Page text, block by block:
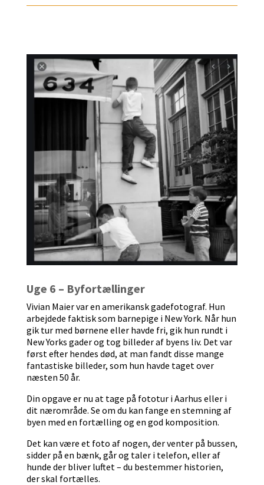
Uge 6 – Byfortællinger
Vivian Maier var en amerikansk gadefotograf. Hun
arbejdede faktisk som barnepige i New York. Når hun
gik tur med børnene eller havde fri, gik hun rundt i
New Yorks gader og tog billeder af byens liv. Det var
først efter hendes død, at man fandt disse mange
fantastiske billeder, som hun havde taget over
næsten 50 år.
Din opgave er nu at tage på fototur i Aarhus eller i
dit nærområde. Se om du kan fange en stemning af
byen med en fortælling og en god komposition.
Det kan være et foto af nogen, der venter på bussen,
sidder på en bænk, går og taler i telefon, eller af
hunde der bliver luftet – du bestemmer historien,
der skal fortælles.